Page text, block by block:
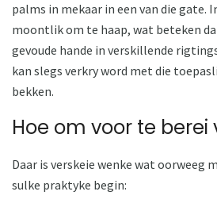
palms in mekaar in een van die gate.
moontlik om te haap, wat beteken
gevoude hande in verskillende
kan slegs verkry word met die
bekken.
Hoe om voor te berei
Daar is verskeie wenke wat oorweeg
sulke praktyke begin: